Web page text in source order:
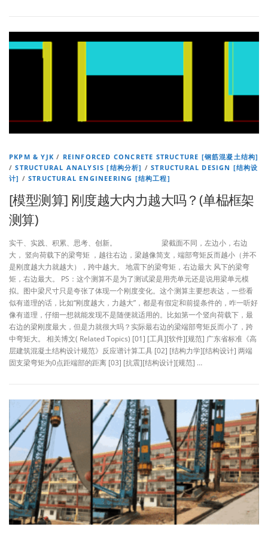
PKPM & YJK / REINFORCED CONCRETE STRUCTURE [钢筋混凝土结构]
/STRUCTURAL ANALYSIS [结构分析] /STRUCTURAL DESIGN [结构设
计] /STRUCTURAL ENGINEERING [结构工程]
[模型测算] 刚度越大内力越大吗？(单榀框架
测算)
实干、实践、积累、思考、创新。 梁截面不同，左边小，右边
大， 竖向荷载下的梁弯矩 ，越往右边，梁越像简支，端部弯矩反而越小（并不
是刚度越大力就越大），跨中越大。 地震下的梁弯矩，右边最大 风下的梁弯
矩，右边最大。 PS：这个测算不是为了测试梁是用壳单元还是说用梁单元模
拟。图中梁尺寸只是夸张了体现一个刚度变化。这个测算主要想表达，一些看
似有道理的话，比如“刚度越大，力越大”，都是有假定和前提条件的，咋一听好
像有道理，仔细一想就能发现不是随便就适用的。比如第一个竖向荷载下，最
右边的梁刚度最大，但是力就很大吗？实际最右边的梁端部弯矩反而小了，跨
中弯矩大。 相关博文( Related Topics) [01] [工具][软件][规范] 广东省标准《高
层建筑混凝土结构设计规范》反应谱计算工具 [02] [结构力学][结构设计] 两端
固支梁弯矩为0点距端部的距离 [03] [抗震][结构设计][规范] …